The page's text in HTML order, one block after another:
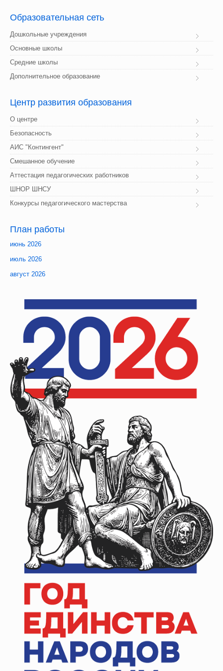
Образовательная сеть
Дошкольные учреждения
Основные школы
Средние школы
Дополнительное образование
Центр развития образования
О центре
Безопасность
АИС "Контингент"
Смешанное обучение
Аттестация педагогических работников
ШНОР ШНСУ
Конкурсы педагогического мастерства
План работы
июнь 2026
июль 2026
август 2026